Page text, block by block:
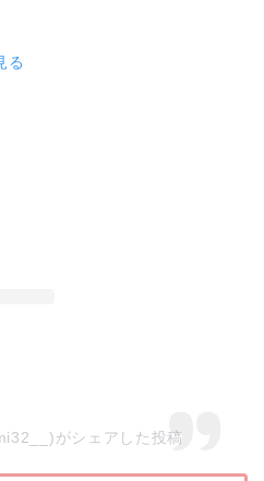
る
がシェアした投稿